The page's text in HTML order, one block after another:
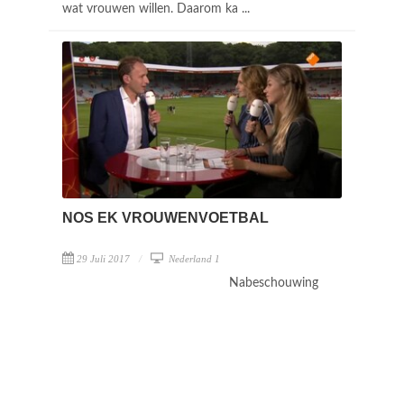
wat vrouwen willen. Daarom ka ...
NOS EK VROUWENVOETBAL
29 Juli 2017 Nederland 1
Nabeschouwing